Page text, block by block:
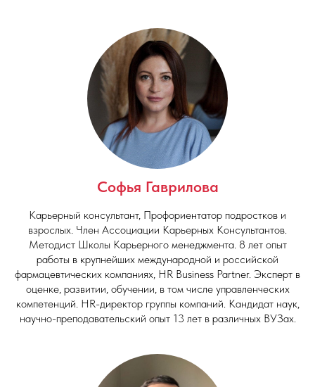
Софья Гаврилова
Карьерный консультант, Профориентатор подростков и
взрослых. Член Ассоциации Карьерных Консультантов.
Методист Школы Карьерного менеджмента. 8 лет опыт
работы в крупнейших международной и российской
фармацевтических компаниях, HR Business Partner. Эксперт в
оценке, развитии, обучении, в том числе управленческих
компетенций. HR-директор группы компаний. Кандидат наук,
научно-преподавательский опыт 13 лет в различных ВУЗах.